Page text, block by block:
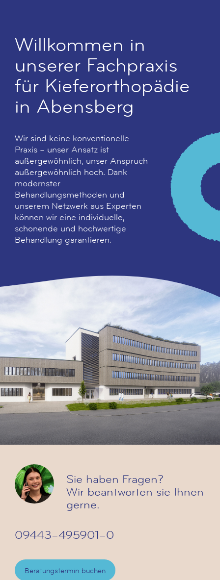
Sie haben Fragen?
Wir beantworten sie Ihnen
gerne.
09443–495901–0
Beratungstermin buchen
Willkommen in
unserer Fachpraxis
für Kieferorthopädie
in Abensberg
Wir sind keine konventionelle
Praxis – unser Ansatz ist
außergewöhnlich, unser Anspruch
außergewöhnlich hoch. Dank
modernster
Behandlungsmethoden und
unserem Netzwerk aus Experten
können wir eine individuelle,
schonende und hochwertige
Behandlung garantieren.